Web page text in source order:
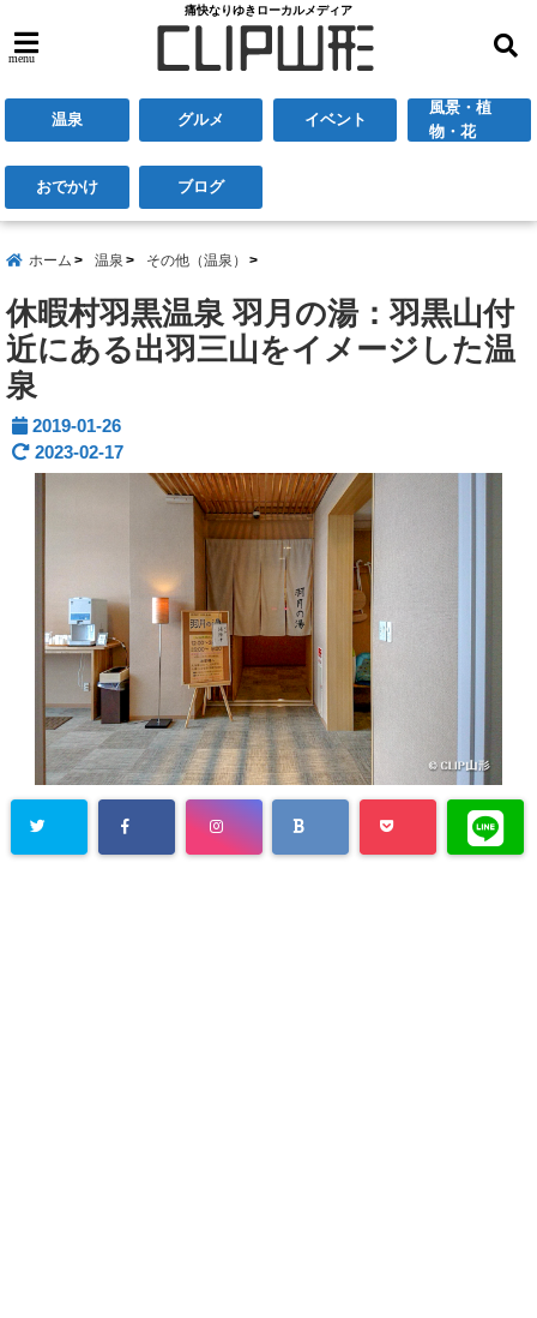
痛快なりゆきローカルメディア
menu
温泉 グルメ イベント
風景・植
物・花
おでかけ ブログ
ホーム 温泉 その他（温泉）
休暇村羽黒温泉 羽月の湯：羽黒山付
近にある出羽三山をイメージした温
泉
2019-01-26
2023-02-17